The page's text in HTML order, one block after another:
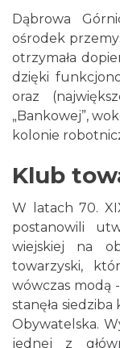
Dąbrowa
ośrodek
otrzymała
dzięki
oraz
„Bankowej”,
kolonie
Klub
W latach 70.
postanowili
wiejskiej na
towarzyski,
wówczas modą
stanęła
Obywatelska.
jednej z